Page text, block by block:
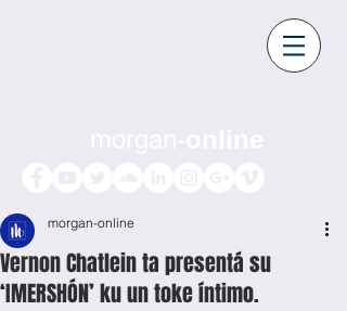
Vernon Chatlein ta presentá su
‘IMERSHÓN’ ku un toke íntimo.
morgan-online